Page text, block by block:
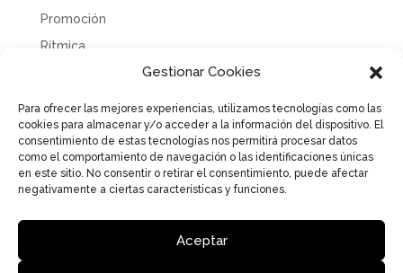
Gestionar Cookies
Para ofrecer las mejores experiencias, utilizamos tecnologías como las
cookies para almacenar y/o acceder a la información del dispositivo. El
consentimiento de estas tecnologías nos permitirá procesar datos
como el comportamiento de navegación o las identificaciones únicas
en este sitio. No consentir o retirar el consentimiento, puede afectar
negativamente a ciertas características y funciones.
Aceptar
Promoción
Rítmica
Tecnificación
Uncategorized
Política de Privacidad